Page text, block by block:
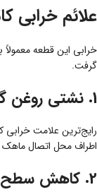
علائم خرابی
خرابی این قطعه
گرفت.
1. نشتی روغن گیربکس
رایج‌ترین علامت
اطراف محل اتصال
2. کاهش سطح روغن گیربکس